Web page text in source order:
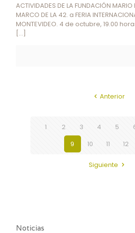
ACTIVIDADES DE LA FUNDACIÓN MARIO
MARCO DE LA 42. a FERIA
MONTEVIDEO. 4 de octubre, 19.00
[…]
Anterior
1 2 3 4 5
9
10 11 12
Siguiente
Noticias